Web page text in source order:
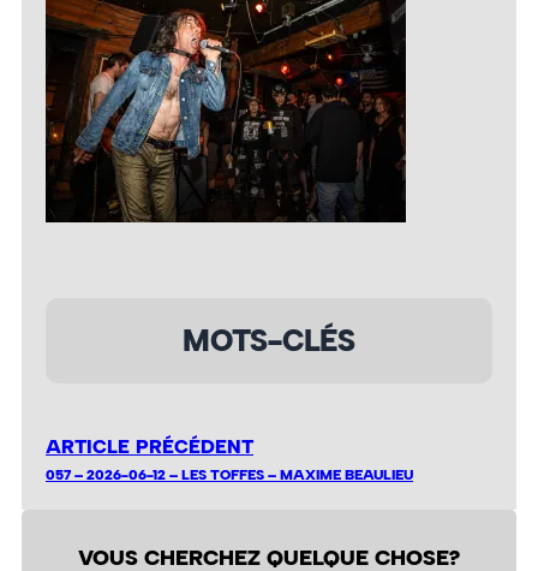
MOTS-CLÉS
ARTICLE PRÉCÉDENT
057 – 2026-06-12 – LES TOFFES – MAXIME BEAULIEU
VOUS CHERCHEZ QUELQUE CHOSE?